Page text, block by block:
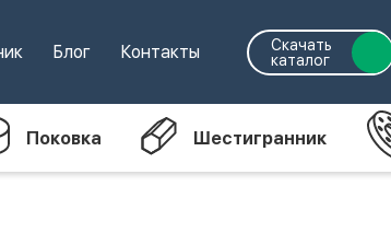
Блог Контакты
Скачать
каталог
Поковка Шестигранник